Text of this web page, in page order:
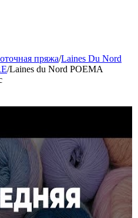
пряжа/Laines Du Nord
/Laines du Nord POEMA